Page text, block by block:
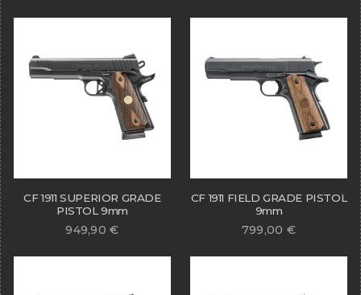
CF 1911 SUPERIOR GRADE
PISTOL 9mm
949,90€
CF 1911 FIELD GRADE PISTOL
9mm
799,00 €